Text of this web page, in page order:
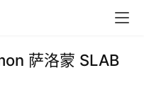
萨洛蒙 SLAB